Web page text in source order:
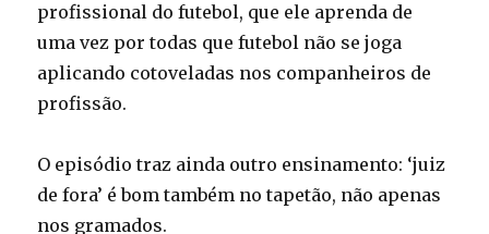
profissional do futebol, que ele aprenda de
uma vez por todas que futebol não se joga
aplicando cotoveladas nos companheiros de
profissão.
O episódio traz ainda outro ensinamento: ‘juiz
de fora’ é bom também no tapetão, não apenas
nos gramados.